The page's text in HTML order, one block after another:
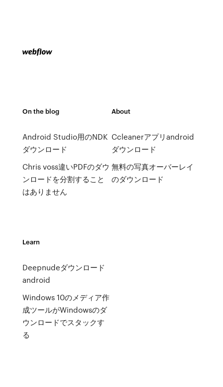
On the blog
Android Studio用のNDK
ダウンロード
Chris voss違いPDFのダウ
ンロードを分割すること
はありません
About
Ccleanerアプリandroid
ダウンロード
無料の写真オーバーレイ
のダウンロード
Learn
Deepnudeダウンロード
android
Windows 10のメディア作
成ツールがWindowsのダ
ウンロードでスタックす
る